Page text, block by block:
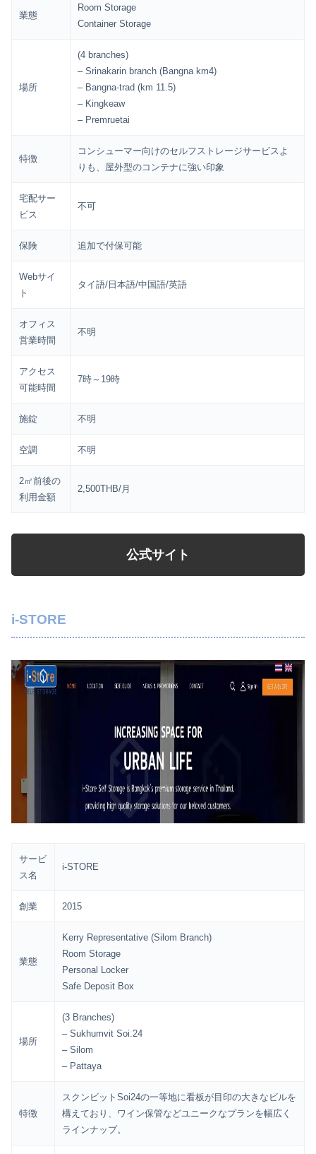
業態
Room Storage
Container Storage
場所
(4 branches)
– Srinakarin branch (Bangna km4)
– Bangna-trad (km 11.5)
– Kingkeaw
– Premruetai
特徴
コンシューマー向けのセルフストレージサービスよ
りも、屋外型のコンテナに強い印象
宅配サー
ビス
不可
保険 追加で付保可能
Webサイ
ト
タイ語/日本語/中国語/英語
オフィス
営業時間
不明
アクセス
可能時間
7時～19時
施錠 不明
空調 不明
2㎡前後の
利用金額
2,500THB/月
公式サイト
i-STORE
サービ
ス名
i-STORE
創業 2015
業態
Kerry Representative (Silom Branch)
Room Storage
Personal Locker
Safe Deposit Box
場所
(3 Branches)
– Sukhumvit Soi.24
– Silom
– Pattaya
特徴
スクンビットSoi24の一等地に看板が目印の大きなビルを
構えており、ワイン保管などユニークなプランを幅広く
ラインナップ。